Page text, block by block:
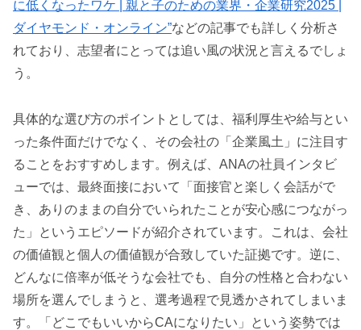
に低くなったワケ | 親と子のための業界・企業研究2025 |
ダイヤモンド・オンライン”などの記事でも詳しく分析さ
れており、志望者にとっては追い風の状況と言えるでしょ
う。
具体的な選び方のポイントとしては、福利厚生や給与とい
った条件面だけでなく、その会社の「企業風土」に注目す
ることをおすすめします。例えば、ANAの社員インタビ
ューでは、最終面接において「面接官と楽しく会話がで
き、ありのままの自分でいられたことが安心感につながっ
た」というエピソードが紹介されています。これは、会社
の価値観と個人の価値観が合致していた証拠です。逆に、
どんなに倍率が低そうな会社でも、自分の性格と合わない
場所を選んでしまうと、選考過程で見透かされてしまいま
す。「どこでもいいからCAになりたい」という姿勢では